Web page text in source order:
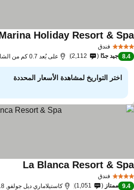
فندق
Marina Holiday Resort &
8.4 جيد جدًا 2,112 على بُعد 0.7 كم من الشاطئ
اختر التواريخ لمشاهدة الأسعار المحددة
فندق
La Blanca Resort &
9.4 ممتاز 1,051 كاستيلاماري ديل جولفو, 9.8 كم إلى باليسترات